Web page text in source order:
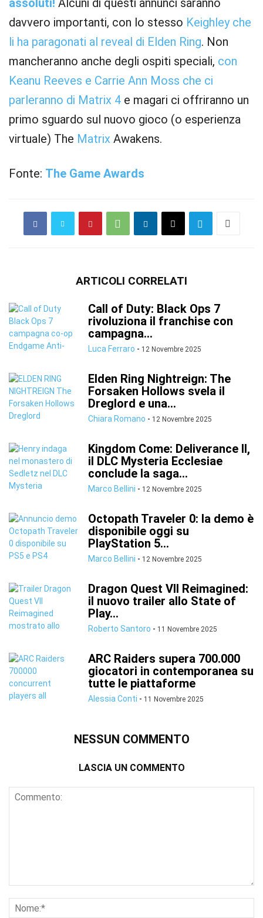
assoluti! Alcuni di questi annunci saranno
davvero importanti, con lo stesso Keighley che
li ha paragonati al reveal di Elden Ring. Non
mancheranno anche degli ospiti speciali, con
Keanu Reeves e Carrie Ann Moss che ci
parleranno di Matrix 4 e magari ci offriranno un
primo sguardo sul nuovo gioco (o esperienza
virtuale) The Matrix Awakens.
Fonte: The Game Awards
ARTICOLI CORRELATI
Call of Duty: Black Ops 7
rivoluziona il franchise con
campagna...
Luca Ferraro - 12 Novembre 2025
Elden Ring Nightreign: The
Forsaken Hollows svela il
Dreglord e una...
Chiara Romano - 12 Novembre 2025
Kingdom Come: Deliverance II,
il DLC Mysteria Ecclesiae
conclude la saga...
Marco Bellini - 12 Novembre 2025
Octopath Traveler 0: la demo è
disponibile oggi su
PlayStation 5...
Marco Bellini - 12 Novembre 2025
Dragon Quest VII Reimagined:
il nuovo trailer allo State of
Play...
Roberto Santoro - 11 Novembre 2025
ARC Raiders supera 700.000
giocatori in contemporanea su
tutte le piattaforme
Alessia Conti - 11 Novembre 2025
NESSUN COMMENTO
LASCIA UN COMMENTO